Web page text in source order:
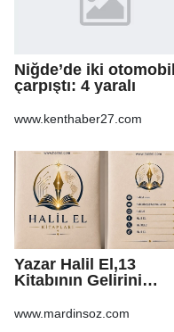
Niğde’de iki otomobil
çarpıştı: 4 yaralı
www.kenthaber27.com
Yazar Halil El,13
Kitabının Gelirini
www.mardinsoz.com